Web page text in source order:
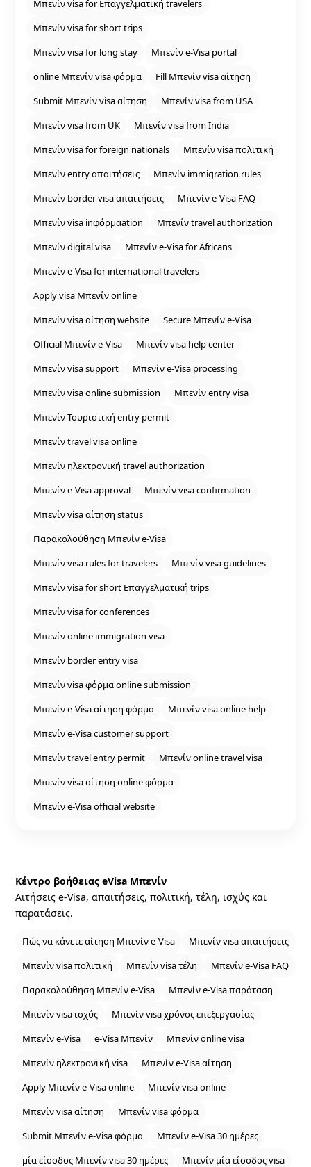
Μπενίν visa for Επαγγελματική travelers
Μπενίν visa for short trips
Μπενίν visa for long stay
Μπενίν e‑Visa portal
online Μπενίν visa φόρμα
Fill Μπενίν visa αίτηση
Submit Μπενίν visa αίτηση
Μπενίν visa from USA
Μπενίν visa from UK
Μπενίν visa from India
Μπενίν visa for foreign nationals
Μπενίν visa πολιτική
Μπενίν entry απαιτήσεις
Μπενίν immigration rules
Μπενίν border visa απαιτήσεις
Μπενίν e‑Visa FAQ
Μπενίν visa inφόρμαation
Μπενίν travel authorization
Μπενίν digital visa
Μπενίν e‑Visa for Africans
Μπενίν e‑Visa for international travelers
Apply visa Μπενίν online
Μπενίν visa αίτηση website
Secure Μπενίν e‑Visa
Official Μπενίν e‑Visa
Μπενίν visa help center
Μπενίν visa support
Μπενίν e‑Visa processing
Μπενίν visa online submission
Μπενίν entry visa
Μπενίν Τουριστική entry permit
Μπενίν travel visa online
Μπενίν ηλεκτρονική travel authorization
Μπενίν e‑Visa approval
Μπενίν visa confirmation
Μπενίν visa αίτηση status
Παρακολούθηση Μπενίν e‑Visa
Μπενίν visa rules for travelers
Μπενίν visa guidelines
Μπενίν visa for short Επαγγελματική trips
Μπενίν visa for conferences
Μπενίν online immigration visa
Μπενίν border entry visa
Μπενίν visa φόρμα online submission
Μπενίν e‑Visa αίτηση φόρμα
Μπενίν visa online help
Μπενίν e‑Visa customer support
Μπενίν travel entry permit
Μπενίν online travel visa
Μπενίν visa αίτηση online φόρμα
Μπενίν e‑Visa official website
Κέντρο βοήθειας eVisa Μπενίν
Αιτήσεις e‑Visa, απαιτήσεις, πολιτική, τέλη, ισχύς και
παρατάσεις.
Πώς να κάνετε αίτηση Μπενίν e‑Visa
Μπενίν visa απαιτήσεις
Μπενίν visa πολιτική
Μπενίν visa τέλη
Μπενίν e‑Visa FAQ
Παρακολούθηση Μπενίν e‑Visa
Μπενίν e‑Visa παράταση
Μπενίν visa ισχύς
Μπενίν visa χρόνος επεξεργασίας
Μπενίν e‑Visa
e‑Visa Μπενίν
Μπενίν online visa
Μπενίν ηλεκτρονική visa
Μπενίν e‑Visa αίτηση
Apply Μπενίν e‑Visa online
Μπενίν visa online
Μπενίν visa αίτηση
Μπενίν visa φόρμα
Submit Μπενίν e‑Visa φόρμα
Μπενίν e‑Visa 30 ημέρες
μία είσοδος Μπενίν visa 30 ημέρες
Μπενίν μία είσοδος visa